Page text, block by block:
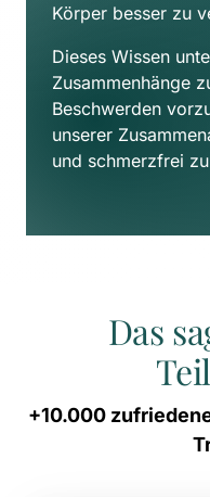
Körper besser zu
Dieses Wissen
Zusammenhänge
Beschwerden
unserer
und schmerzfrei
Das
+10.000